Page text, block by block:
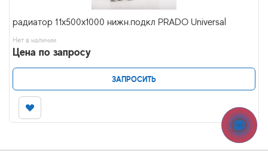
радиатор 11x500х1000 нижн.подкл PRADO Universal
Нет в наличии
Цена по запросу
ЗАПРОСИТЬ